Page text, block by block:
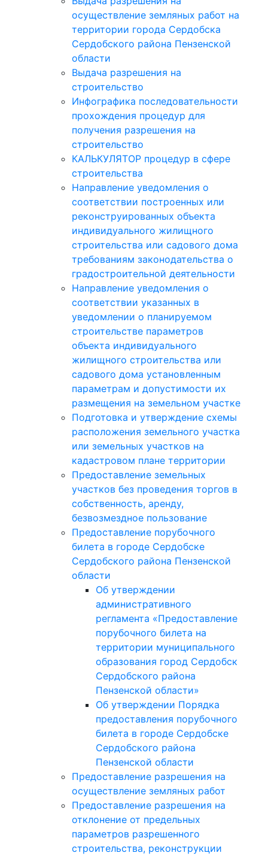
осуществление земляных работ на
территории города Сердобска
Сердобского района Пензенской
области
Выдача разрешения на
строительство
Инфографика последовательности
прохождения процедур для
получения разрешения на
строительство
КАЛЬКУЛЯТОР процедур в сфере
строительства
Направление уведомления о
соответствии построенных или
реконструированных объекта
индивидуального жилищного
строительства или садового дома
требованиям законодательства о
градостроительной деятельности
Направление уведомления о
соответствии указанных в
уведомлении о планируемом
строительстве параметров
объекта индивидуального
жилищного строительства или
садового дома установленным
параметрам и допустимости их
размещения на земельном участке
Подготовка и утверждение схемы
расположения земельного участка
или земельных участков на
кадастровом плане территории
Предоставление земельных
участков без проведения торгов в
собственность, аренду,
безвозмездное пользование
Предоставление порубочного
билета в городе Сердобске
Сердобского района Пензенской
области
Об утверждении
административного
регламента «Предоставление
порубочного билета на
территории муниципального
образования город Сердобск
Сердобского района
Пензенской области»
Об утверждении Порядка
предоставления порубочного
билета в городе Сердобске
Сердобского района
Пензенской области
Предоставление разрешения на
осуществление земляных работ
Предоставление разрешения на
отклонение от предельных
параметров разрешенного
строительства, реконструкции